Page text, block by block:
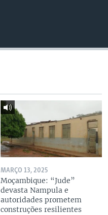
MARÇO 13, 2025
Moçambique: “Jude”
devasta Nampula e
autoridades prometem
construções resilientes